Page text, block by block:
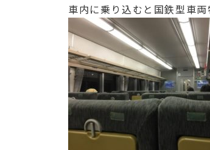
車内に乗り込むと国鉄型車